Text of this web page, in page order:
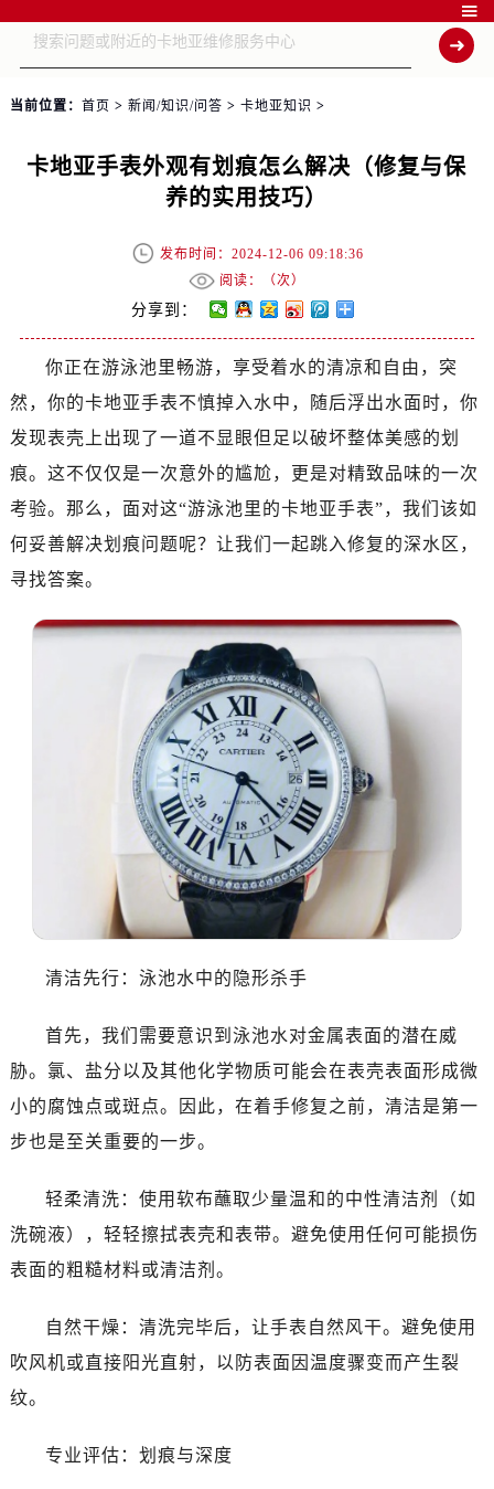

当前位置： 首页 > 新闻/知识/问答 > 卡地亚知识 >
卡地亚手表外观有划痕怎么解决（修复与保
养的实用技巧）
发布时间：2024-12-06 09:18:36
阅读：（次）
分享到：
你正在游泳池里畅游，享受着水的清凉和自由，突
然，你的卡地亚手表不慎掉入水中，随后浮出水面时，你
发现表壳上出现了一道不显眼但足以破坏整体美感的划
痕。这不仅仅是一次意外的尴尬，更是对精致品味的一次
考验。那么，面对这“游泳池里的卡地亚手表”，我们该如
何妥善解决划痕问题呢？让我们一起跳入修复的深水区，
寻找答案。
清洁先行：泳池水中的隐形杀手
首先，我们需要意识到泳池水对金属表面的潜在威
胁。氯、盐分以及其他化学物质可能会在表壳表面形成微
小的腐蚀点或斑点。因此，在着手修复之前，清洁是第一
步也是至关重要的一步。
轻柔清洗：使用软布蘸取少量温和的中性清洁剂（如
洗碗液），轻轻擦拭表壳和表带。避免使用任何可能损伤
表面的粗糙材料或清洁剂。
自然干燥：清洗完毕后，让手表自然风干。避免使用
吹风机或直接阳光直射，以防表面因温度骤变而产生裂
纹。
专业评估：划痕与深度